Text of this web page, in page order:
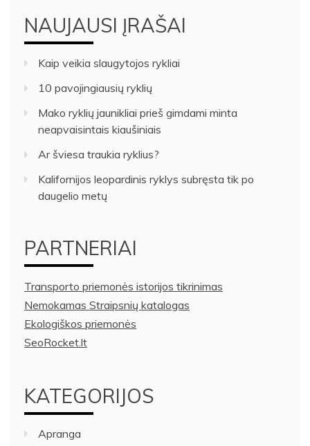
NAUJAUSI ĮRAŠAI
Kaip veikia slaugytojos rykliai
10 pavojingiausių ryklių
Mako ryklių jaunikliai prieš gimdami minta
neapvaisintais kiaušiniais
Ar šviesa traukia ryklius?
Kalifornijos leopardinis ryklys subręsta tik po
daugelio metų
PARTNERIAI
Transporto priemonės istorijos tikrinimas
Nemokamas Straipsnių katalogas
Ekologiškos priemonės
SeoRocket.lt
KATEGORIJOS
Apranga